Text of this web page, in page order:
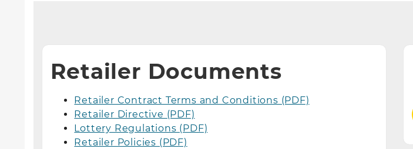
Retailer Documents
Retailer Contract Terms and Conditions (PDF)
Retailer Directive (PDF)
Lottery Regulations (PDF)
Retailer Policies (PDF)